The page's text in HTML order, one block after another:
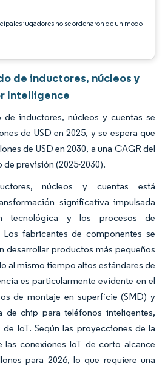
jugadores no se ordenaron de un modo
de inductores, núcleos y
Intelligence
inductores, núcleos y cuentas se
de USD en 2025, y se espera que
de USD en 2030, a una CAGR del
previsión (2025-2030).
núcleos y cuentas está
significativa impulsada
tecnológica y los procesos de
fabricantes de componentes se
desarrollar productos más pequeños
al mismo tiempo altos estándares de
es particularmente evidente en el
de montaje en superficie (SMD) y
de chip para teléfonos inteligentes,
IoT. Según las proyecciones de la
las conexiones IoT de corto alcance
para 2026, lo que requiere una